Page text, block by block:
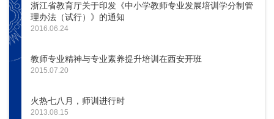
浙江省教育厅关于印发《中小学教师专业发展培训学分制管
理办法（试行）》的通知
2016.06.24
教师专业精神与专业素养提升培训在西安开班
2015.07.20
火热七八月，师训进行时
2013.08.15